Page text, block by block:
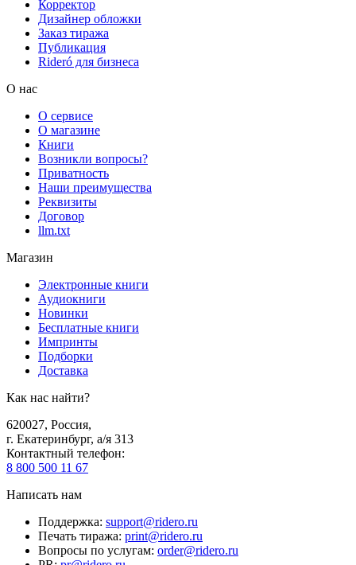
Корректор
Дизайнер обложки
Заказ тиража
Публикация
Rideró для бизнеса
О нас
О сервисе
О магазине
Книги
Возникли вопросы?
Приватность
Наши преимущества
Реквизиты
Договор
llm.txt
Магазин
Электронные книги
Аудиокниги
Новинки
Бесплатные книги
Импринты
Подборки
Доставка
Как нас найти?
620027, Россия,
г. Екатеринбург, а/я 313
Контактный телефон:
8 800 500 11 67
Написать нам
Поддержка: support@ridero.ru
Печать тиража: print@ridero.ru
Вопросы по услугам: order@ridero.ru